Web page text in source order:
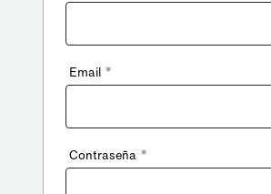
Email *
Contraseña *